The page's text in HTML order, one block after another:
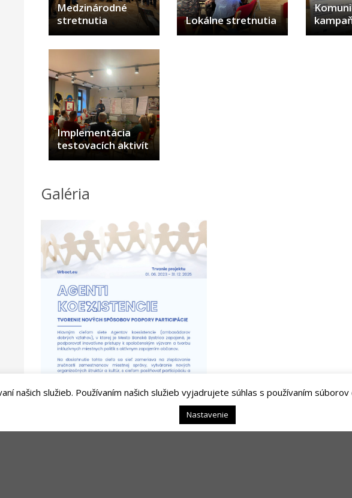
Medzinárodné
stretnutia
Lokálne stretnutia
Implementácia
testovacích aktivít
Galéria
našich služieb. Používaním našich služieb vyjadrujete súhlas s používaním súborov
Nastavenie